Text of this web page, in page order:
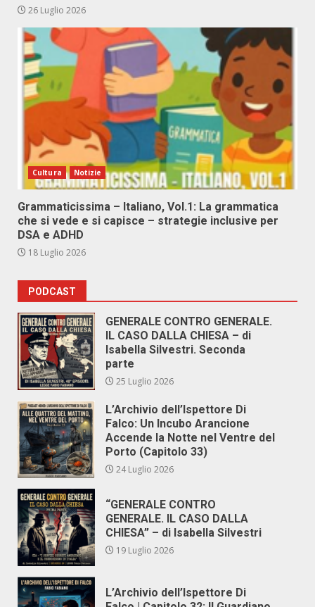
26 Luglio 2026
Cultura Notizie
Grammaticissima – Italiano, Vol.1: La grammatica
che si vede e si capisce – strategie inclusive per
DSA e ADHD
18 Luglio 2026
PODCAST
GENERALE CONTRO GENERALE.
IL CASO DALLA CHIESA – di
Isabella Silvestri. Seconda
parte
25 Luglio 2026
L’Archivio dell’Ispettore Di
Falco: Un Incubo Arancione
Accende la Notte nel Ventre del
Porto (Capitolo 33)
24 Luglio 2026
“GENERALE CONTRO
GENERALE. IL CASO DALLA
CHIESA” – di Isabella Silvestri
19 Luglio 2026
L’Archivio dell’Ispettore Di